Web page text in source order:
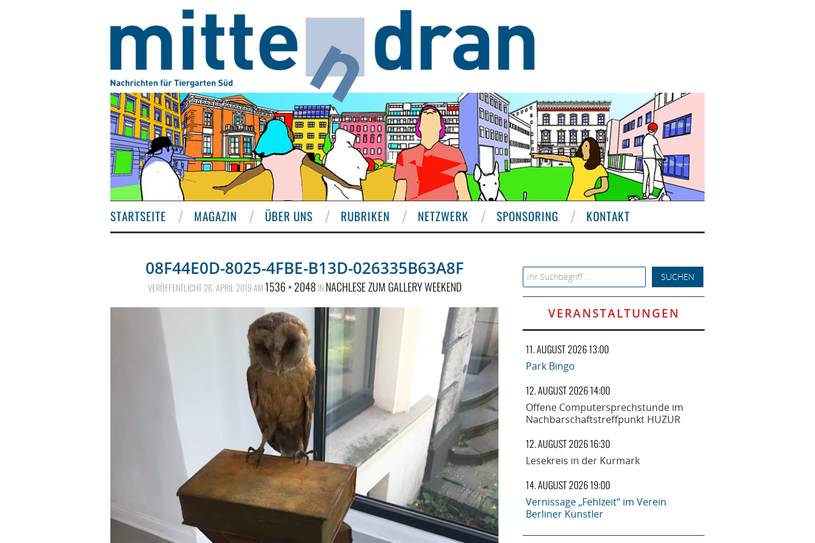
STARTSEITE MAGAZIN ÜBER UNS RUBRIKEN NETZWERK SPONSORING KONTAKT
08F44E0D-8025-4FBE-B13D-026335B63A8F
VERÖFFENTLICHT26. APRIL 2019AM1536 × 2048 INNACHLESE ZUM GALLERY WEEKEND
Search for:
VERANSTALTUNGEN
11. AUGUST 2026 13:00
Park Bingo
12. AUGUST 2026 14:00
Offene Computersprechstunde im
Nachbarschaftstreffpunkt HUZUR
12. AUGUST 2026 16:30
Lesekreis in der Kurmark
14. AUGUST 2026 19:00
Vernissage „Fehlzeit“ im Verein
Berliner Künstler